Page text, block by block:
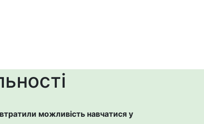
втратили можливість навчатися у